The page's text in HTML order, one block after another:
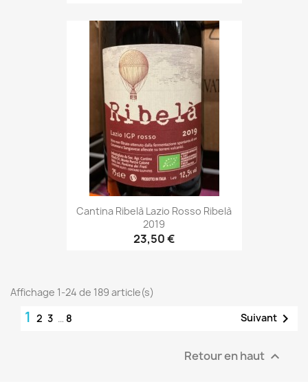
Cantina Ribelà Lazio Rosso Ribelà
2019
23,50 €
Affichage 1-24 de 189 article(s)
1 2 3 … 8 Suivant 
Retour en haut 